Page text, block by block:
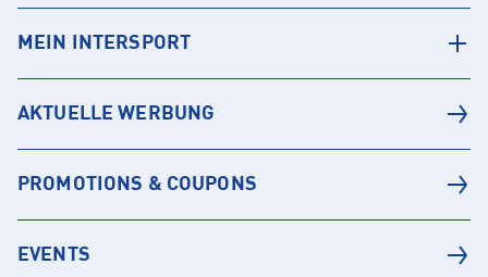
MEIN INTERSPORT
AKTUELLE WERBUNG
PROMOTIONS & COUPONS
EVENTS